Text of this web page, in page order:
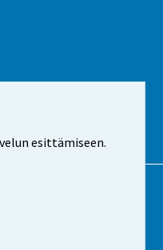
esittämiseen.